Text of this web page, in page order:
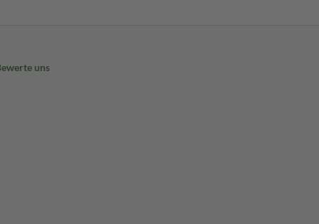
uns